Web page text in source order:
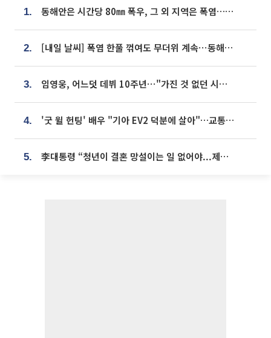
1. 동해안은 시간당 80㎜ 폭우, 그 외 지역은 폭염…‘극과 극 날씨’
2. [내일 날씨] 폭염 한풀 꺾여도 무더위 계속⋯동해안 이틀 연속 비
3. 임영웅, 어느덧 데뷔 10주년⋯"가진 것 없던 시절, 내 앞엔 20명의 팬뿐"
4. '굿 윌 헌팅' 배우 "기아 EV2 덕분에 살아"…교통사고 후 안전성 극찬
5. 李대통령 “청년이 결혼 망설이는 일 없어야...제도상 불이익 조사”